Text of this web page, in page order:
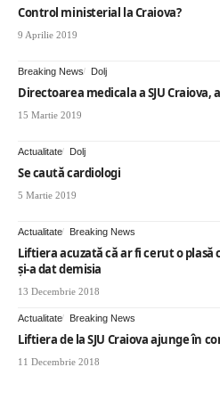
Control ministerial la Craiova?
9 Aprilie 2019
Breaking News Dolj
Directoarea medicala a SJU Craiova,
15 Martie 2019
Actualitate Dolj
Se caută cardiologi
5 Martie 2019
Actualitate Breaking News
Liftiera acuzată că ar fi cerut o
şi-a dat demisia
13 Decembrie 2018
Actualitate Breaking News
Liftiera de la SJU Craiova ajunge în
11 Decembrie 2018